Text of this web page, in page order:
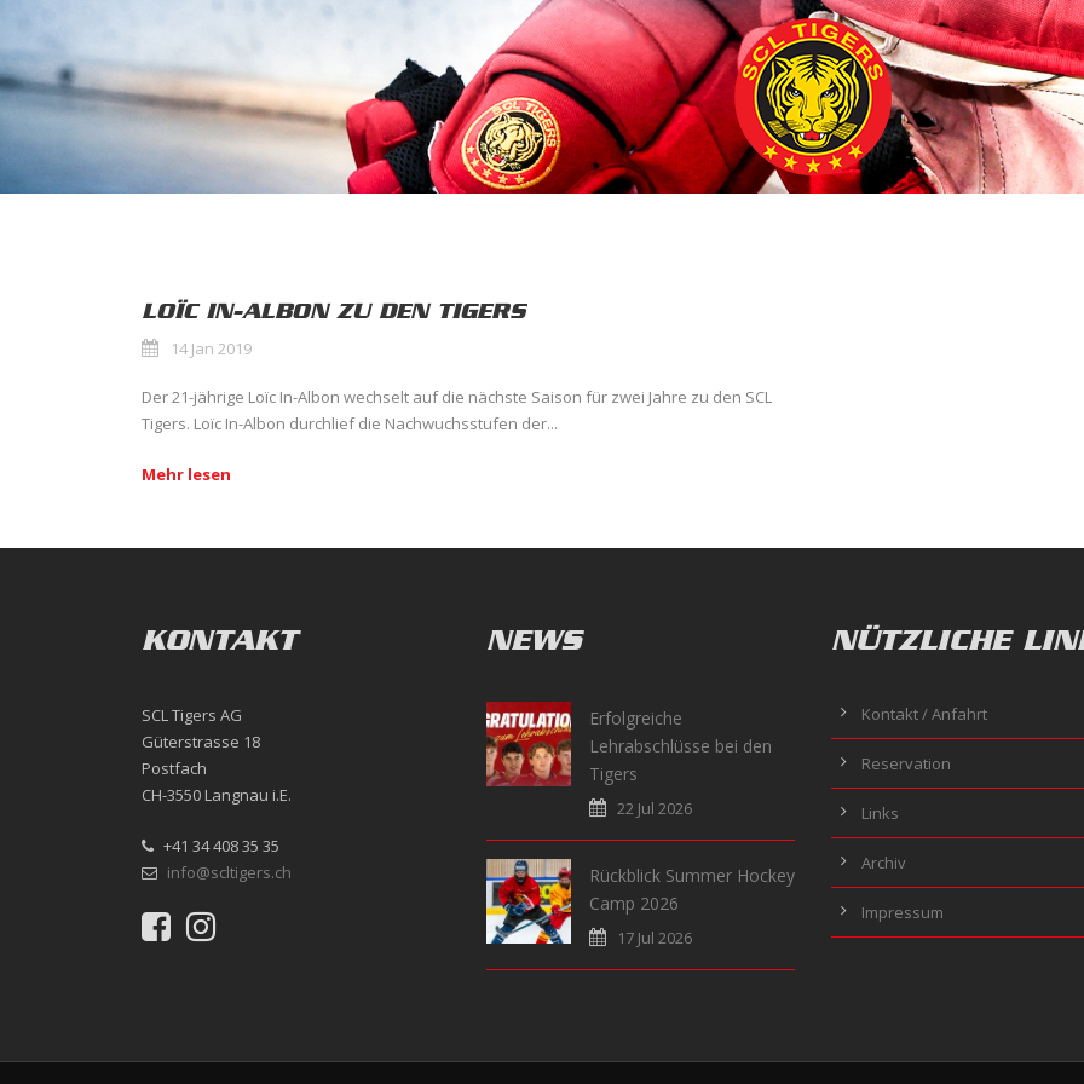
LOÏC IN-ALBON ZU DEN TIGERS
14 Jan 2019
Der 21-jährige Loïc In-Albon wechselt auf die nächste Saison für zwei Jahre zu den SCL
Tigers. Loïc In-Albon durchlief die Nachwuchsstufen der...
Mehr lesen
KONTAKT
SCL Tigers AG
Güterstrasse 18
Postfach
CH-3550 Langnau i.E.
+41 34 408 35 35
info@scltigers.ch
NEWS
Erfolgreiche
Lehrabschlüsse bei den
Tigers
22 Jul 2026
Rückblick Summer Hockey
Camp 2026
17 Jul 2026
NÜTZLICHE
Kontakt / Anfahrt
Reservation
Links
Archiv
Impressum